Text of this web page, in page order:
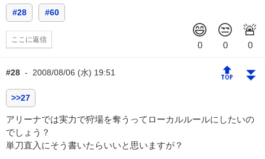
#28
#60
ここに返信
#28 - 2008/08/06 (水) 19:51 🔝 ⏬
>>27
アリーナでは実力で狩場を奪うってローカルルールにしたいの
でしょう？
単刀直入にそう書いたらいいと思いますが？